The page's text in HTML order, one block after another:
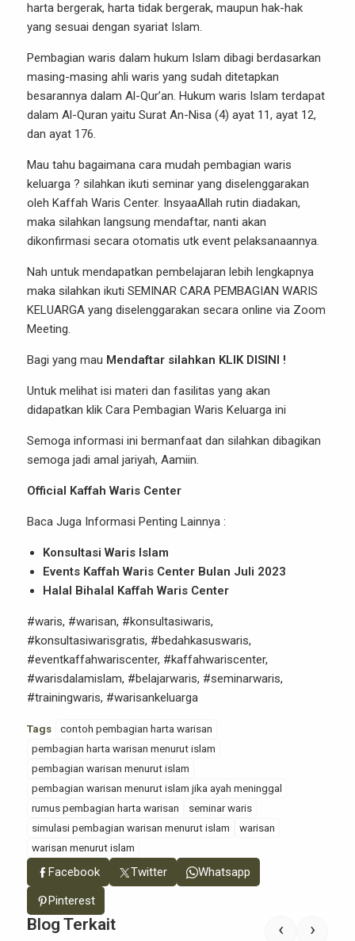
harta bergerak, harta tidak bergerak, maupun hak-hak
yang sesuai dengan syariat Islam.
Pembagian waris dalam hukum Islam dibagi berdasarkan
masing-masing ahli waris yang sudah ditetapkan
besarannya dalam Al-Qur’an. Hukum waris Islam terdapat
dalam Al-Quran yaitu Surat An-Nisa (4) ayat 11, ayat 12,
dan ayat 176.
Mau tahu bagaimana cara mudah pembagian waris
keluarga ? silahkan ikuti seminar yang diselenggarakan
oleh Kaffah Waris Center. InsyaaAllah rutin diadakan,
maka silahkan langsung mendaftar, nanti akan
dikonfirmasi secara otomatis utk event pelaksanaannya.
Nah untuk mendapatkan pembelajaran lebih lengkapnya
maka silahkan ikuti SEMINAR CARA PEMBAGIAN WARIS
KELUARGA yang diselenggarakan secara online via Zoom
Meeting.
Bagi yang mau Mendaftar silahkan KLIK DISINI !
Untuk melihat isi materi dan fasilitas yang akan
didapatkan klik Cara Pembagian Waris Keluarga ini
Semoga informasi ini bermanfaat dan silahkan dibagikan
semoga jadi amal jariyah, Aamiin.
Official Kaffah Waris Center
Baca Juga Informasi Penting Lainnya :
Konsultasi Waris Islam
Events Kaffah Waris Center Bulan Juli 2023
Halal Bihalal Kaffah Waris Center
#waris, #warisan, #konsultasiwaris,
#konsultasiwarisgratis, #bedahkasuswaris,
#eventkaffahwariscenter, #kaffahwariscenter,
#warisdalamislam, #belajarwaris, #seminarwaris,
#trainingwaris, #warisankeluarga
Tags
contoh pembagian harta warisan
pembagian harta warisan menurut islam
pembagian warisan menurut islam
pembagian warisan menurut islam jika ayah meninggal
rumus pembagian harta warisan
seminar waris
simulasi pembagian warisan menurut islam
warisan
warisan menurut islam
Facebook Twitter
Whatsapp
Pinterest
Blog Terkait ‹ ›